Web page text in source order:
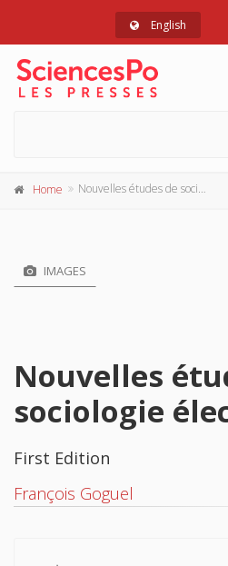
English
Home Nouvelles études de sociologie électorale
IMAGES
Nouvelles
sociologie
First Edition
François Goguel